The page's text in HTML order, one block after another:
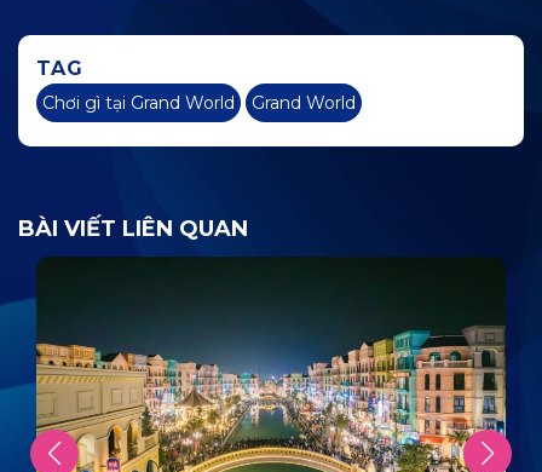
TAG
Chơi gì tại Grand World Grand World
BÀI VIẾT LIÊN QUAN